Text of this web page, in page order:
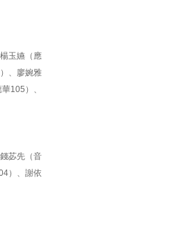
玉嬿（應
、廖婉雅
105）、
苾先（音
）、謝依